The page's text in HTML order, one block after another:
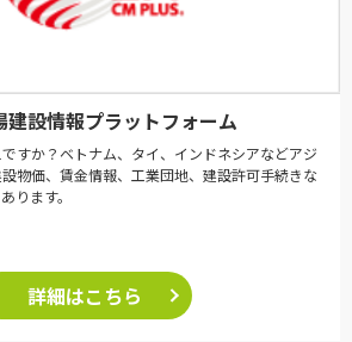
建設情報プラットフォーム
すか？ベトナム、タイ、インドネシアなどアジ
物価、賃金情報、工業団地、建設許可手続きな
ります。
詳細はこちら